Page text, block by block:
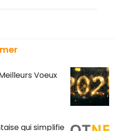
Voeux
qui simplifie